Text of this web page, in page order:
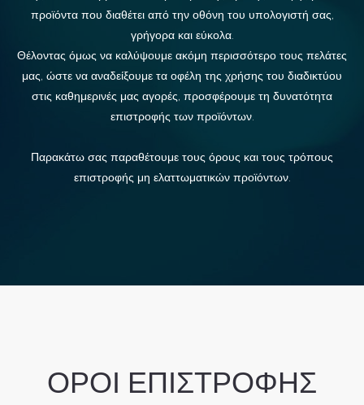
προϊόντα που διαθέτει από την οθόνη του υπολογιστή σας,
γρήγορα και εύκολα.
Θέλοντας όμως να καλύψουμε ακόμη περισσότερο τους πελάτες
μας, ώστε να αναδείξουμε τα οφέλη της χρήσης του διαδικτύου
στις καθημερινές μας αγορές, προσφέρουμε τη δυνατότητα
επιστροφής των προϊόντων.
Παρακάτω σας παραθέτουμε τους όρους και τους τρόπους
επιστροφής μη ελαττωματικών προϊόντων.
ΟΡΟΙ ΕΠΙΣΤΡΟΦΗΣ